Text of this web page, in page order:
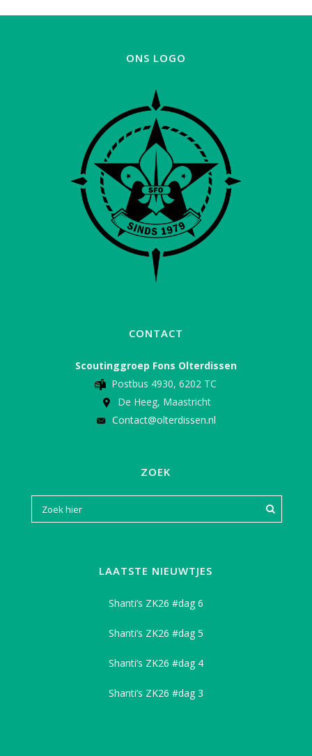
ONS LOGO
CONTACT
Scoutinggroep Fons Olterdissen
Postbus 4930, 6202 TC
De Heeg, Maastricht
Contact@olterdissen.nl
ZOEK
LAATSTE NIEUWTJES
Shanti’s ZK26 #dag 6
Shanti’s ZK26 #dag 5
Shanti’s ZK26 #dag 4
Shanti’s ZK26 #dag 3